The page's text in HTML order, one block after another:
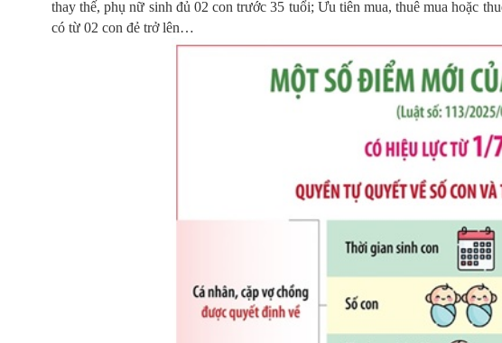
thay thế, phụ nữ sinh đủ 02 con trước 35 tuổi; Ưu tiên mua, thuê mua hoặc
có từ 02 con đẻ trở lên…